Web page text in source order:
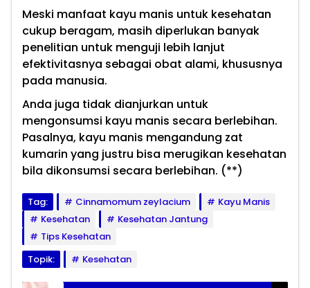
Meski manfaat kayu manis untuk kesehatan
cukup beragam, masih diperlukan banyak
penelitian untuk menguji lebih lanjut
efektivitasnya sebagai obat alami, khususnya
pada manusia.
Anda juga tidak dianjurkan untuk
mengonsumsi kayu manis secara berlebihan.
Pasalnya, kayu manis mengandung zat
kumarin yang justru bisa merugikan kesehatan
bila dikonsumsi secara berlebihan. (**)
Tag: Cinnamomum zeylacium
Kayu Manis
Kesehatan
Kesehatan Jantung
Tips Kesehatan
Topik:
Kesehatan